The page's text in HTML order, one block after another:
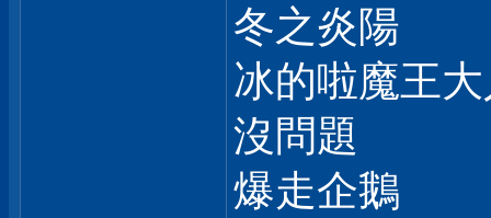
冬之炎陽
冰的啦魔王
沒問題
爆走企鵝